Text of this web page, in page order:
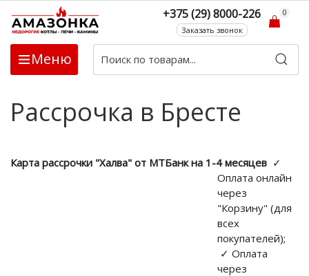
Меню
+375 (29) 8000-226
Заказать звонок
0
Рассрочка в Бресте
Карта рассрочки "Халва" от МТБанк на 1-4 месяцев ✓
Оплата онлайн
через
"Корзину" (для
всех
покупателей);
✓ Оплата
через